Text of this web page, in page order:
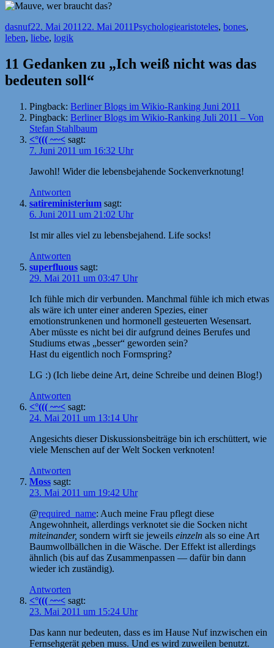
Autor
dasnufVeröffentlicht
am
22. Mai 2011 22. Mai 2011Kategorien
PsychologieSchlagwörter
aristoteles, bones,
leben, liebe, logik
11 Gedanken zu „Ich weiß nicht was das
bedeuten soll“
Pingback: Berliner Blogs im Wikio-Ranking Juni 2011
Pingback: Berliner Blogs im Wikio-Ranking Juli 2011 – Von
Stefan Stahlbaum
<°((( ~~< sagt:
7. Juni 2011 um 16:32 Uhr
Jawohl! Wider die lebensbejahende Sockenverknotung!
Antworten
satireministerium sagt:
6. Juni 2011 um 21:02 Uhr
Ist mir alles viel zu lebensbejahend. Life socks!
Antworten
superfluous sagt:
29. Mai 2011 um 03:47 Uhr
Ich fühle mich dir verbunden. Manchmal fühle ich mich etwas
als wäre ich unter einer anderen Spezies, einer
emotionstrunkenen und hormonell gesteuerten Wesensart.
Aber müsste es nicht bei dir aufgrund deines Berufes und
Studiums etwas „besser“ geworden sein?
Hast du eigentlich noch Formspring?
LG :) (Ich liebe deine Art, deine Schreibe und deinen Blog!)
Antworten
<°((( ~~< sagt:
24. Mai 2011 um 13:14 Uhr
Angesichts dieser Diskussionsbeiträge bin ich erschüttert, wie
viele Menschen auf der Welt Socken verknoten!
Antworten
Moss sagt:
23. Mai 2011 um 19:42 Uhr
@required_name: Auch meine Frau pflegt diese
Angewohnheit, allerdings verknotet sie die Socken nicht
miteinander, sondern wirft sie jeweils einzeln als so eine Art
Baumwollbällchen in die Wäsche. Der Effekt ist allerdings
ähnlich (bis auf das Zusammenpassen — dafür bin dann
wieder ich zuständig).
Antworten
<°((( ~~< sagt:
23. Mai 2011 um 15:24 Uhr
Das kann nur bedeuten, dass es im Hause Nuf inzwischen ein
Fernsehgerät geben muss. Und es wird zuweilen benutzt.